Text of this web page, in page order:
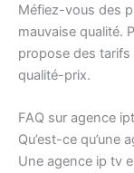
Méfiez-vous des
mauvaise qualité.
propose des
qualité-prix.
FAQ sur agence
Qu’est-ce qu’une
Une agence ip tv